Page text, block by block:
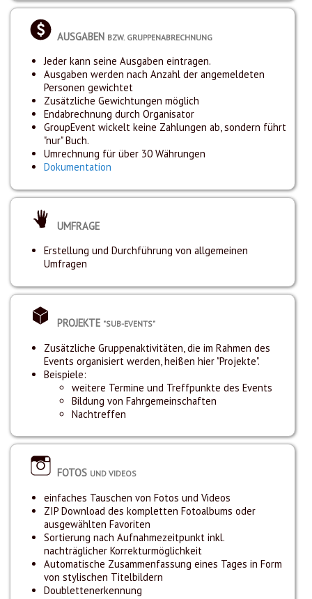
AUSGABEN BZW. GRUPPENABRECHNUNG
Jeder kann seine Ausgaben eintragen.
Ausgaben werden nach Anzahl der angemeldeten
Personen gewichtet
Zusätzliche Gewichtungen möglich
Endabrechnung durch Organisator
GroupEvent wickelt keine Zahlungen ab, sondern führt
"nur" Buch.
Umrechnung für über 30 Währungen
Dokumentation
UMFRAGE
Erstellung und Durchführung von allgemeinen
Umfragen
PROJEKTE "SUB-EVENTS"
Zusätzliche Gruppenaktivitäten, die im Rahmen des
Events organisiert werden, heißen hier "Projekte".
Beispiele:
weitere Termine und Treffpunkte des Events
Bildung von Fahrgemeinschaften
Nachtreffen
FOTOS UND VIDEOS
einfaches Tauschen von Fotos und Videos
ZIP Download des kompletten Fotoalbums oder
ausgewählten Favoriten
Sortierung nach Aufnahmezeitpunkt inkl.
nachträglicher Korrekturmöglichkeit
Automatische Zusammenfassung eines Tages in Form
von stylischen Titelbildern
Doublettenerkennung